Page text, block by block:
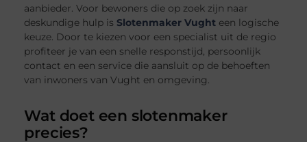
aanbieder. Voor bewoners die op zoek zijn naar
deskundige hulp is Slotenmaker Vught een logische
keuze. Door te kiezen voor een specialist uit de regio
profiteer je van een snelle responstijd, persoonlijk
contact en een service die aansluit op de behoeften
van inwoners van Vught en omgeving.
Wat doet een slotenmaker
precies?